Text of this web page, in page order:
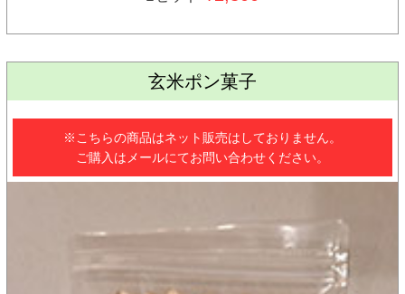
玄米ポン菓子
※こちらの商品はネット販売はしておりません。
ご購入はメールにてお問い合わせください。